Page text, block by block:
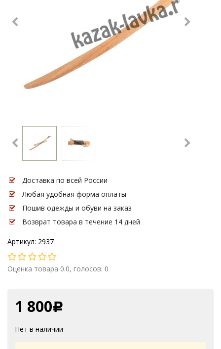
Доставка по всей России
Любая удобная форма оплаты
Пошив одежды и обуви на заказ
Возврат товара в течение 14 дней
Артикул: 2937
Оценка товара 0.0, голосов: 0
1 800Р
Нет в наличии